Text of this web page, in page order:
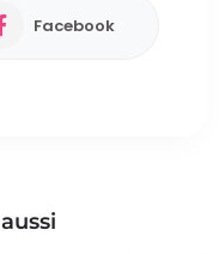
Facebook